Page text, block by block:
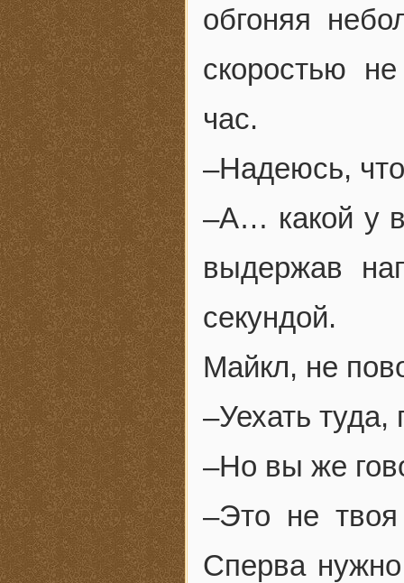
обгоняя
скоростью
час.
–Надеюсь,
–А… какой у
выдержав
секундой.
Майкл, не
–Уехать
–Но вы же
–Это не твоя
Сперва